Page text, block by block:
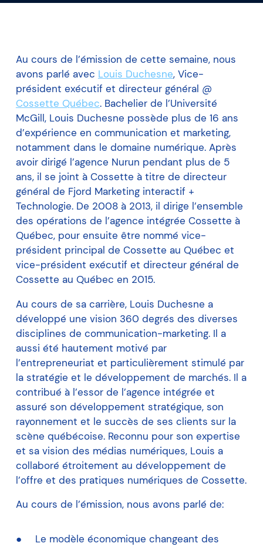
Au cours de l’émission de cette semaine, nous
avons parlé avec Louis Duchesne, Vice-
président exécutif et directeur général @
Cossette Québec. Bachelier de l’Université
McGill, Louis Duchesne possède plus de 16 ans
d’expérience en communication et marketing,
notamment dans le domaine numérique. Après
avoir dirigé l’agence Nurun pendant plus de 5
ans, il se joint à Cossette à titre de directeur
général de Fjord Marketing interactif +
Technologie. De 2008 à 2013, il dirige l’ensemble
des opérations de l’agence intégrée Cossette à
Québec, pour ensuite être nommé vice-
président principal de Cossette au Québec et
vice-président exécutif et directeur général de
Cossette au Québec en 2015.
Au cours de sa carrière, Louis Duchesne a
développé une vision 360 degrés des diverses
disciplines de communication-marketing. Il a
aussi été hautement motivé par
l’entrepreneuriat et particulièrement stimulé par
la stratégie et le développement de marchés. Il a
contribué à l’essor de l’agence intégrée et
assuré son développement stratégique, son
rayonnement et le succès de ses clients sur la
scène québécoise. Reconnu pour son expertise
et sa vision des médias numériques, Louis a
collaboré étroitement au développement de
l’offre et des pratiques numériques de Cossette.
Au cours de l’émission, nous avons parlé de:
Le modèle économique changeant des